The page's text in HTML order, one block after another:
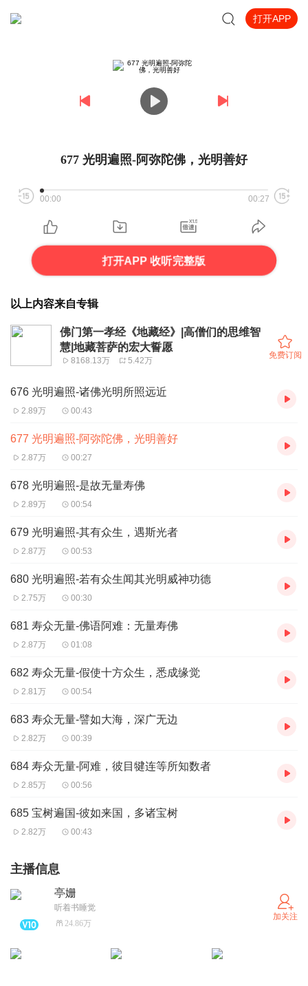
打开APP
677 光明遍照-阿弥陀佛，光明善好
00:00 00:27
打开APP 收听完整版
以上内容来自专辑
佛门第一孝经《地藏经》|高僧们的思维智
慧|地藏菩萨的宏大誓愿
8168.13万 5.42万
免费订阅
676 光明遍照-诸佛光明所照远近
2.89万 00:43
677 光明遍照-阿弥陀佛，光明善好
2.87万 00:27
678 光明遍照-是故无量寿佛
2.89万 00:54
679 光明遍照-其有众生，遇斯光者
2.87万 00:53
680 光明遍照-若有众生闻其光明威神功德
2.75万 00:30
681 寿众无量-佛语阿难：无量寿佛
2.87万 01:08
682 寿众无量-假使十方众生，悉成缘觉
2.81万 00:54
683 寿众无量-譬如大海，深广无边
2.82万 00:39
684 寿众无量-阿难，彼目犍连等所知数者
2.85万 00:56
685 宝树遍国-彼如来国，多诸宝树
2.82万 00:43
主播信息
亭姗
听着书睡觉
24.86万
加关注